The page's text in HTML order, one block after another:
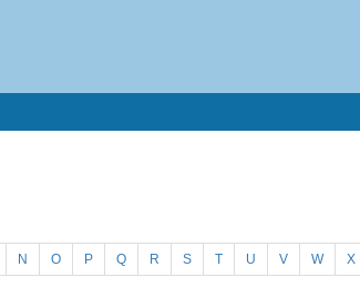
N O P Q R S T U V W X